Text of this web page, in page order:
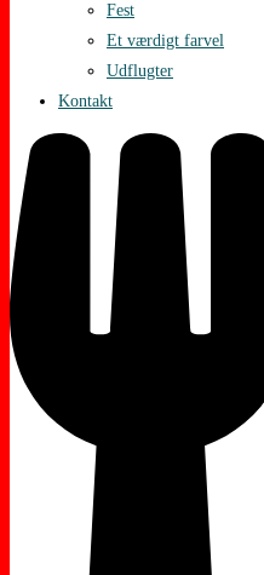
Fest
Et værdigt farvel
Udflugter
Kontakt